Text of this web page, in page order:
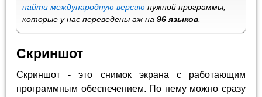
найти международную версию нужной программы,
которые у нас переведены аж на96 языков
Скриншот
Скриншот - это снимок экрана с работающим
программным обеспечением. По нему можно сразу